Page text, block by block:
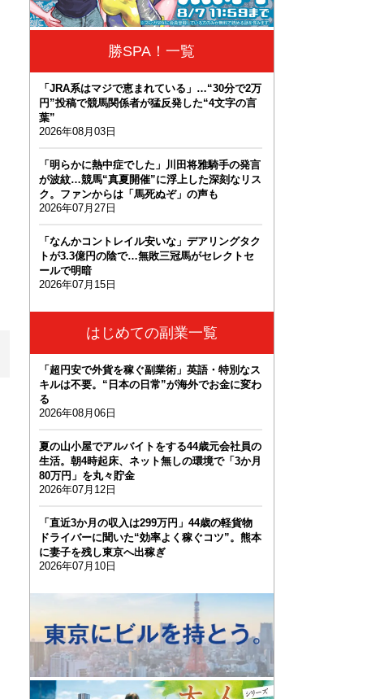
勝SPA！一覧
「JRA系はマジで恵まれている」…“30分で2万
円”投稿で競馬関係者が猛反発した“4文字の言
葉”
2026年08月03日
「明らかに熱中症でした」川田将雅騎手の発言
が波紋…競馬“真夏開催”に浮上した深刻なリス
ク。ファンからは「馬死ぬぞ」の声も
2026年07月27日
「なんかコントレイル安いな」デアリングタク
トが3.3億円の陰で…無敗三冠馬がセレクトセ
ールで明暗
2026年07月15日
はじめての副業一覧
「超円安で外貨を稼ぐ副業術」英語・特別なス
キルは不要。“日本の日常”が海外でお金に変わ
る
2026年08月06日
夏の山小屋でアルバイトをする44歳元会社員の
生活。朝4時起床、ネット無しの環境で「3か月
80万円」を丸々貯金
2026年07月12日
「直近3か月の収入は299万円」44歳の軽貨物
ドライバーに聞いた“効率よく稼ぐコツ”。熊本
に妻子を残し東京へ出稼ぎ
2026年07月10日